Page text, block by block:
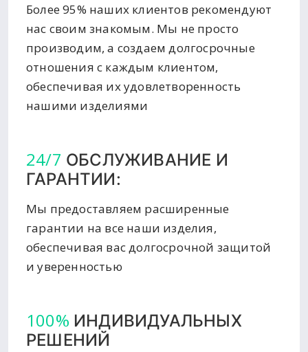
Более 95% наших клиентов рекомендуют
нас своим знакомым. Мы не просто
производим, а создаем долгосрочные
отношения с каждым клиентом,
обеспечивая их удовлетворенность
нашими изделиями
24/7 ОБСЛУЖИВАНИЕ И
ГАРАНТИИ:
Мы предоставляем расширенные
гарантии на все наши изделия,
обеспечивая вас долгосрочной защитой
и уверенностью
100% ИНДИВИДУАЛЬНЫХ
РЕШЕНИЙ